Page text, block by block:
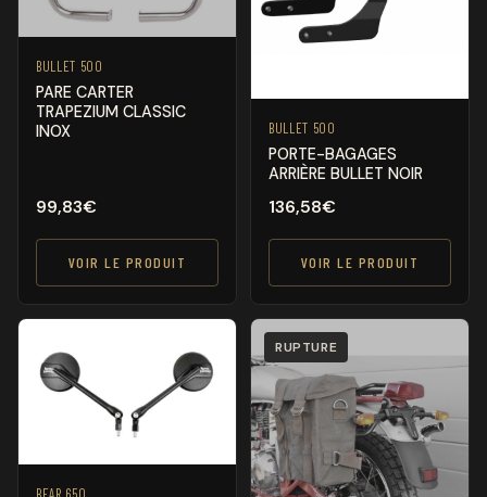
BULLET 500
PARE CARTER
TRAPEZIUM CLASSIC
INOX
99,83€
VOIR LE PRODUIT
BULLET 500
PORTE-BAGAGES
ARRIÈRE BULLET NOIR
136,58€
VOIR LE PRODUIT
BEAR 650
RUPTURE